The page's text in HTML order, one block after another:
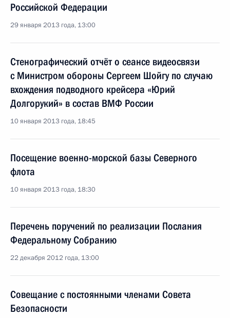
Российской Федерации
29 января 2013 года, 13:00
Стенографический отчёт о сеансе видеосвязи
с Министром обороны Сергеем Шойгу по случаю
вхождения подводного крейсера «Юрий
Долгорукий» в состав ВМФ России
10 января 2013 года, 18:45
Посещение военно-морской базы Северного
флота
10 января 2013 года, 18:30
Перечень поручений по реализации Послания
Федеральному Собранию
22 декабря 2012 года, 13:00
Совещание с постоянными членами Совета
Безопасности